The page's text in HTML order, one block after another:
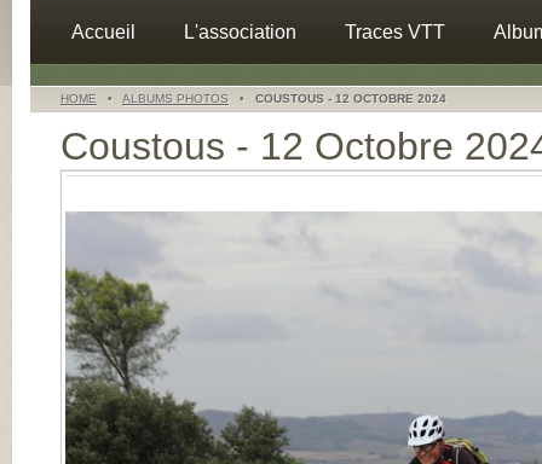
Accueil L'association Traces VTT
HOME • ALBUMS PHOTOS • COUSTOUS - 12 OCTOBRE 2024
Coustous - 12 Octobre